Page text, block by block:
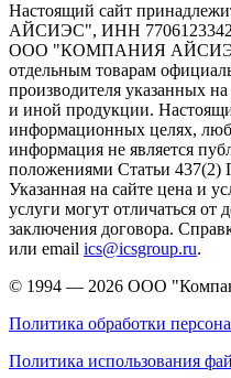
Настоящий сайт
АЙСИЭС", ИНН 7706123342
ООО "КОМПАНИЯ АЙСИЭС"
отдельным товарам
производителя указанных
и иной продукции.
информационных целях,
информация не является
положениями Статьи 437(2)
Указанная на сайте цена и
услуги могут отличаться
заключения договора.
или email ics@icsgroup.ru.
© 1994 — 2026 ООО
Политика обработки
Политика использования